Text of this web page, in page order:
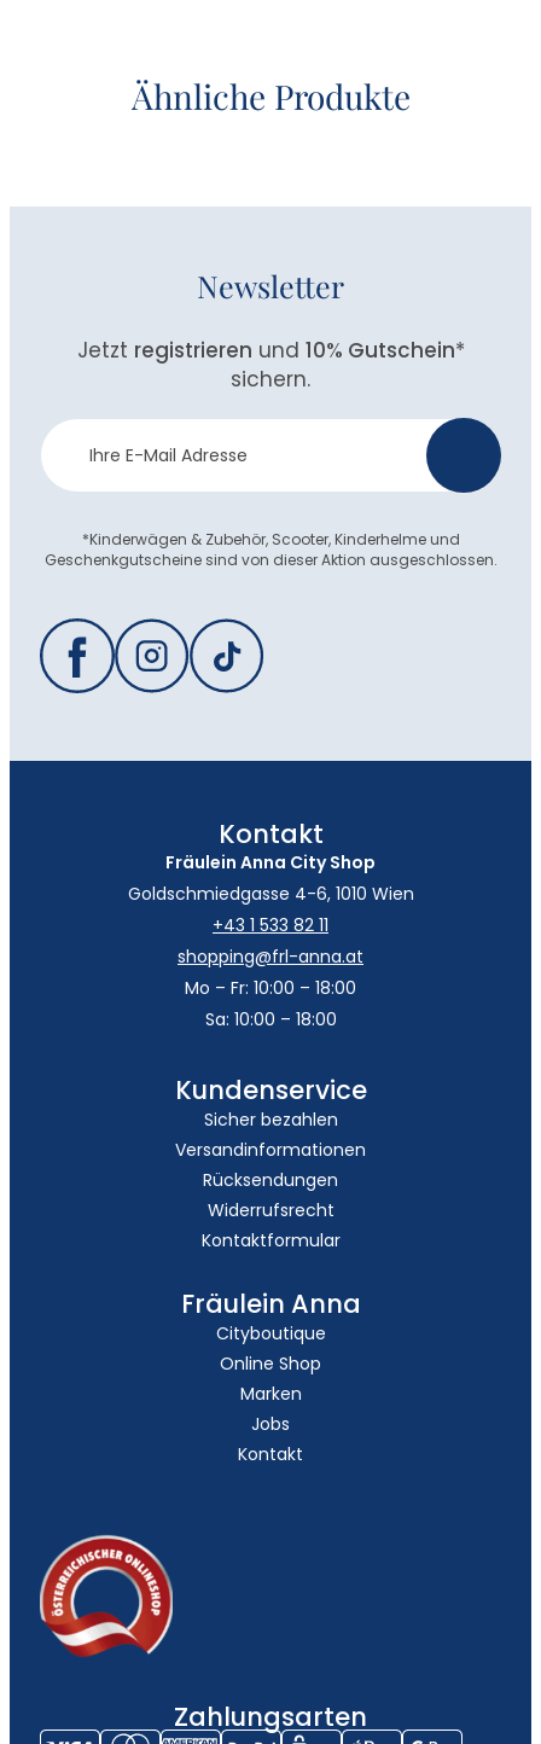
Ähnliche Produkte
Newsletter
Jetzt registrieren und 10% Gutschein*
sichern.
Newsletter
Anmeldung
*Kinderwägen & Zubehör, Scooter, Kinderhelme und
Geschenkgutscheine sind von dieser Aktion ausgeschlossen.
Kontakt
Fräulein Anna City Shop
Goldschmiedgasse 4-6, 1010 Wien
+43 1 533 82 11
shopping@frl-anna.at
Mo – Fr: 10:00 – 18:00
Sa: 10:00 – 18:00
Kundenservice
Sicher bezahlen
Versandinformationen
Rücksendungen
Widerrufsrecht
Kontaktformular
Fräulein Anna
Cityboutique
Online Shop
Marken
Jobs
Kontakt
Zahlungsarten